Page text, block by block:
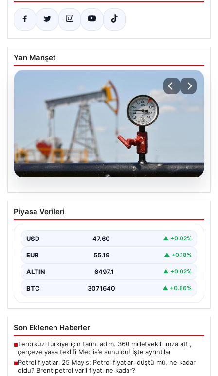
Yan Manşet
Petrol fiyatları 25 Mayıs: Petrol fiyatları
düştü mü, ne kadar oldu? Brent petrol
Piyasa Verileri
USD 47.60 ▲ +0.02%
EUR 55.19 ▲ +0.18%
ALTIN 6497.1 ▲ +0.02%
BTC 3071640 ▲ +0.86%
Son Eklenen Haberler
■Terörsüz Türkiye için tarihi adım. 360 milletvekili imza attı,
çerçeve yasa teklifi Meclis’e sunuldu! İşte ayrıntılar
■Petrol fiyatları 25 Mayıs: Petrol fiyatları düştü mü, ne kadar
oldu? Brent petrol varil fiyatı ne kadar?